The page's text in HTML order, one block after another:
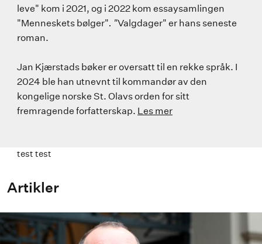
leve" kom i 2021, og i 2022 kom essaysamlingen
"Menneskets bølger". "Valgdager" er hans seneste
roman.
Jan Kjærstads bøker er oversatt til en rekke språk. I
2024 ble han utnevnt til kommandør av den
kongelige norske St. Olavs orden for sitt
fremragende forfatterskap. Les mer
test test
Artikler